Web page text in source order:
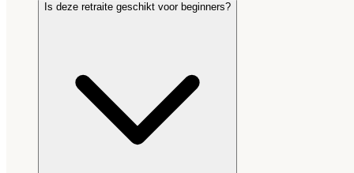
Is deze retraite geschikt voor beginners?